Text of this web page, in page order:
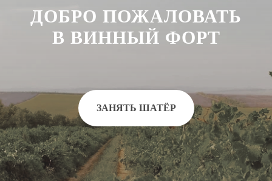
ДОБРО ПОЖАЛОВАТЬ
В ВИННЫЙ ФОРТ
ЗАНЯТЬ ШАТЁР